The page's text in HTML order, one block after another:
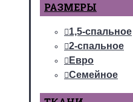
РАЗМЕРЫ
1,5-спальное
2-спальное
Евро
Семейное